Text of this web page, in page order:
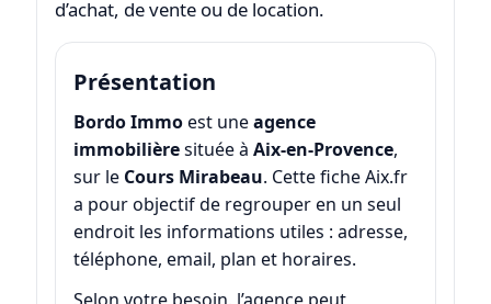
d’achat, de vente ou de location.
Présentation
Bordo Immoest uneagence
immobilièresituée à Aix-en-Provence,
sur le Cours Mirabeau. Cette fiche Aix.fr
a pour objectif de regrouper en un seul
endroit les informations utiles : adresse,
téléphone, email, plan et horaires.
Selon votre besoin, l’agence peut